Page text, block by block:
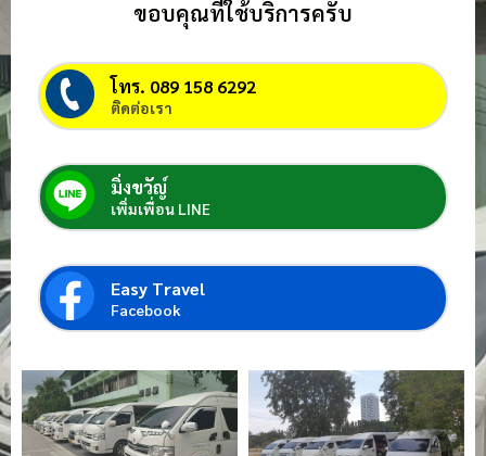
ขอบคุณที่ใช้บริการครับ
โทร. 089 158 6292
ติดต่อเรา
มิ่งขวัญ์
เพิ่มเพื่อน LINE
Easy Travel
Facebook